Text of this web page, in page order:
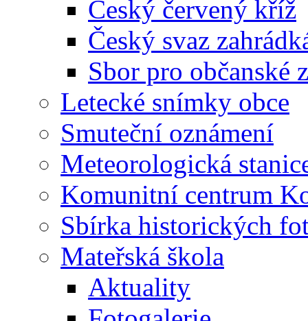
Český červený kříž
Český svaz
Sbor pro občanské
Letecké snímky obce
Smuteční oznámení
Meteorologická
Komunitní centrum
Sbírka historických
Mateřská škola
Aktuality